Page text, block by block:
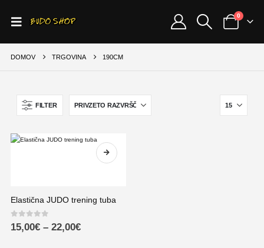
0
DOMOV TRGOVINA 190CM
FILTER
Elastična JUDO trening tuba
0 out of 5
15,00€ – 22,00€